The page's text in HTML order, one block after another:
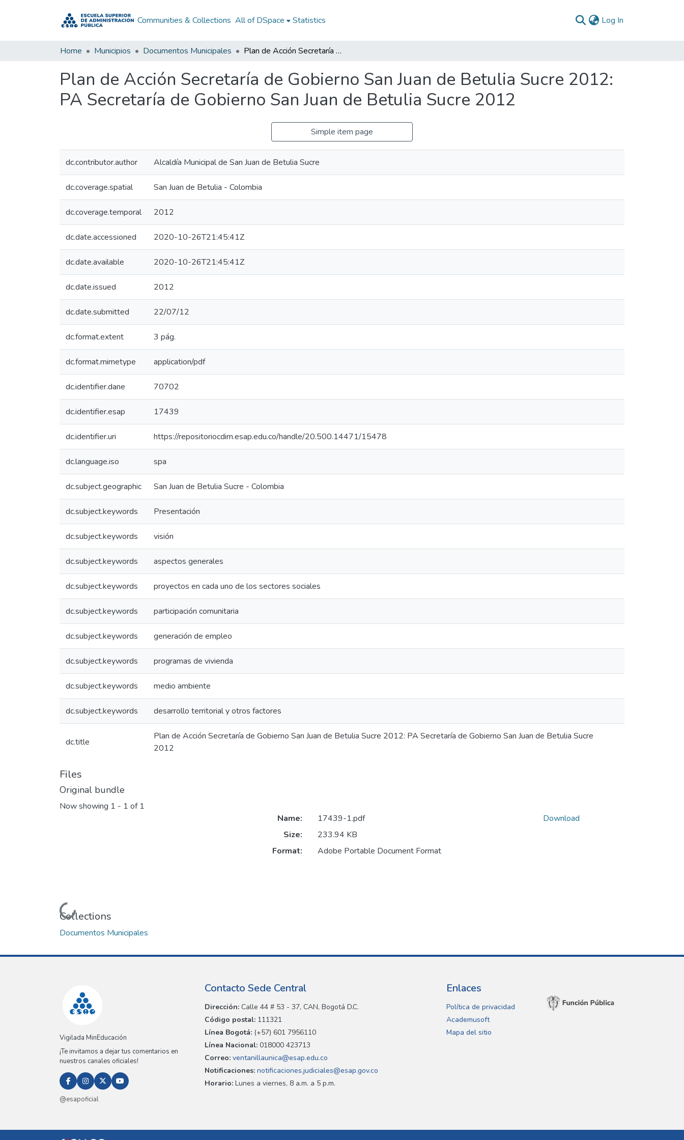
Communities & Collections All of DSpace Statistics Log In
Home Municipios Documentos Municipales Plan de Acción Secretaría de Gobierno San Juan de Betulia Sucre 2012: PA Secretaría de Gobierno San Juan de Betulia Sucre 2012
Plan de Acción Secretaría de Gobierno San Juan de Betulia Sucre 2012:
PA Secretaría de Gobierno San Juan de Betulia Sucre 2012
Simple item page
dc.contributor.author Alcaldía Municipal de San Juan de Betulia Sucre
dc.coverage.spatial San Juan de Betulia - Colombia
dc.coverage.temporal 2012
dc.date.accessioned 2020-10-26T21:45:41Z
dc.date.available 2020-10-26T21:45:41Z
dc.date.issued 2012
dc.date.submitted 22/07/12
dc.format.extent 3 pág.
dc.format.mimetype application/pdf
dc.identifier.dane 70702
dc.identifier.esap 17439
dc.identifier.uri https://repositoriocdim.esap.edu.co/handle/20.500.14471/15478
dc.language.iso spa
dc.subject.geographic San Juan de Betulia Sucre - Colombia
dc.subject.keywords Presentación
dc.subject.keywords visión
dc.subject.keywords aspectos generales
dc.subject.keywords proyectos en cada uno de los sectores sociales
dc.subject.keywords participación comunitaria
dc.subject.keywords generación de empleo
dc.subject.keywords programas de vivienda
dc.subject.keywords medio ambiente
dc.subject.keywords desarrollo territorial y otros factores
dc.title
Plan de Acción Secretaría de Gobierno San Juan de Betulia Sucre 2012: PA Secretaría de Gobierno San Juan de Betulia Sucre
2012
Files
Original bundle
Now showing 1 - 1 of 1
Loading...
Name:
17439-1.pdf
Size:
233.94 KB
Format:
Adobe Portable Document Format
Download
Collections
Documentos Municipales
Vigilada MinEducación
¡Te invitamos a dejar tus comentarios en
nuestros canales oficiales!
@esapoficial
Contacto Sede Central
Dirección: Calle 44 # 53 - 37, CAN, Bogotá D.C.
Código postal: 111321
Línea Bogotá: (+57) 601 7956110
Línea Nacional: 018000 423713
Correo: ventanillaunica@esap.edu.co
Notificaciones: notificaciones.judiciales@esap.gov.co
Horario: Lunes a viernes, 8 a.m. a 5 p.m.
Enlaces
Política de privacidad
Academusoft
Mapa del sitio